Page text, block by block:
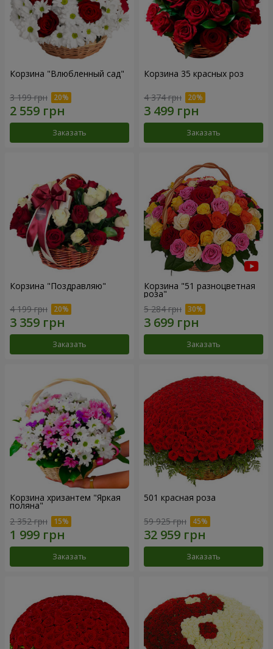
Корзина "Влюбленный сад"
3 199 грн
Заказать
Корзина 35 красных роз
4 374 грн
Заказать
Корзина "Поздравляю"
4 199 грн
Заказать
Корзина "51 разноцветная
роза"
5 284 грн
Заказать
Корзина хризантем "Яркая
поляна"
2 352 грн
Заказать
501 красная роза
59 925 грн
Заказать